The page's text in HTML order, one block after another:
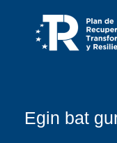
Egin bat